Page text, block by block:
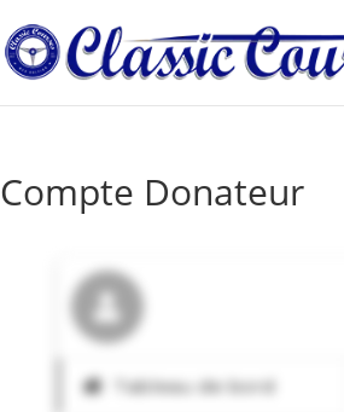
Compte Donateur